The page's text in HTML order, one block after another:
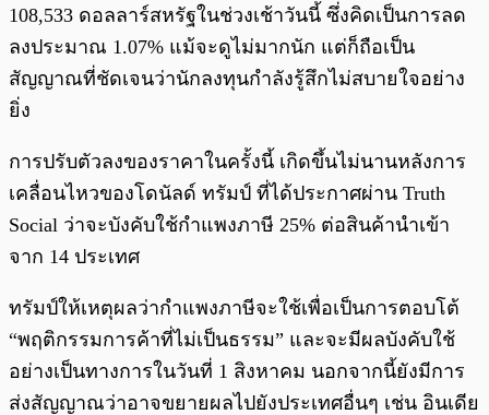
108,533 ดอลลาร์สหรัฐในช่วงเช้าวันนี้ ซึ่งคิดเป็นการลด
ลงประมาณ 1.07% แม้จะดูไม่มากนัก แต่ก็ถือเป็น
สัญญาณที่ชัดเจนว่านักลงทุนกำลังรู้สึกไม่สบายใจอย่าง
ยิ่ง
การปรับตัวลงของราคาในครั้งนี้ เกิดขึ้นไม่นานหลังการ
เคลื่อนไหวของโดนัลด์ ทรัมป์ ที่ได้ประกาศผ่าน Truth
Social ว่าจะบังคับใช้กำแพงภาษี 25% ต่อสินค้านำเข้า
จาก 14 ประเทศ
ทรัมป์ให้เหตุผลว่ากำแพงภาษีจะใช้เพื่อเป็นการตอบโต้
“พฤติกรรมการค้าที่ไม่เป็นธรรม” และจะมีผลบังคับใช้
อย่างเป็นทางการในวันที่ 1 สิงหาคม นอกจากนี้ยังมีการ
ส่งสัญญาณว่าอาจขยายผลไปยังประเทศอื่นๆ เช่น อินเดีย